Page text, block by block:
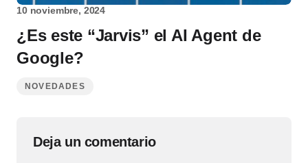
10 noviembre, 2024
¿Es este “Jarvis” el AI Agent de
Google?
NOVEDADES
Deja un comentario